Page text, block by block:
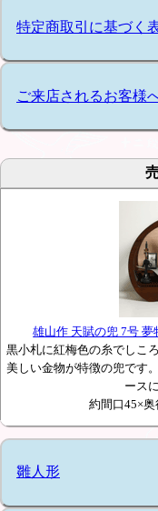
特定商取引に基づく
ご来店されるお客様
雄山作 天賦の兜 7号 夢
黒小札に紅梅色の糸でしこ
美しい金物が特徴の兜です
ース
約間口45×奥
雛人形